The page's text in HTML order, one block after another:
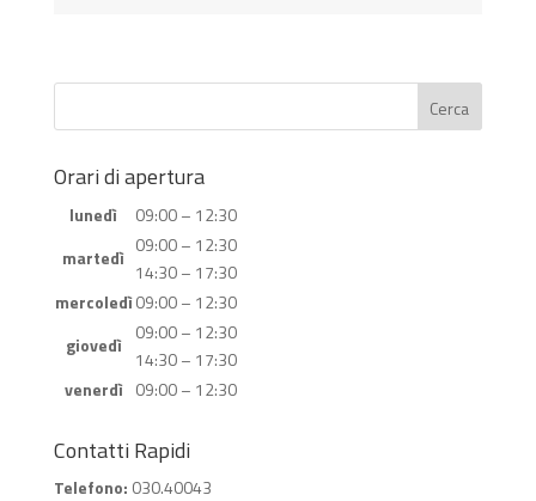
Orari di apertura
lunedì
09:00 – 12:30
martedì
09:00 – 12:30
14:30 – 17:30
mercoledì09:00 – 12:30
giovedì
09:00 – 12:30
14:30 – 17:30
venerdì 09:00 – 12:30
Contatti Rapidi
Telefono: 030.40043